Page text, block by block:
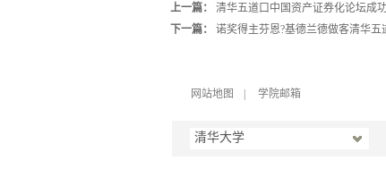
上一篇：
清华五道口中国资产证券化论坛成
下一篇：
诺奖得主芬恩?基德兰德做客清华五
网站地图 学院邮箱
清华大学